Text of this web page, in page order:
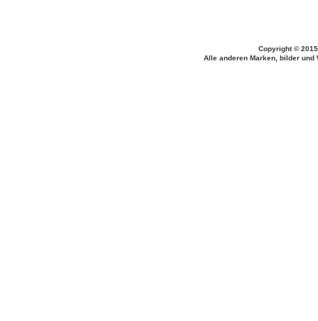
Copyright ©
Alle anderen Marken, bilder und